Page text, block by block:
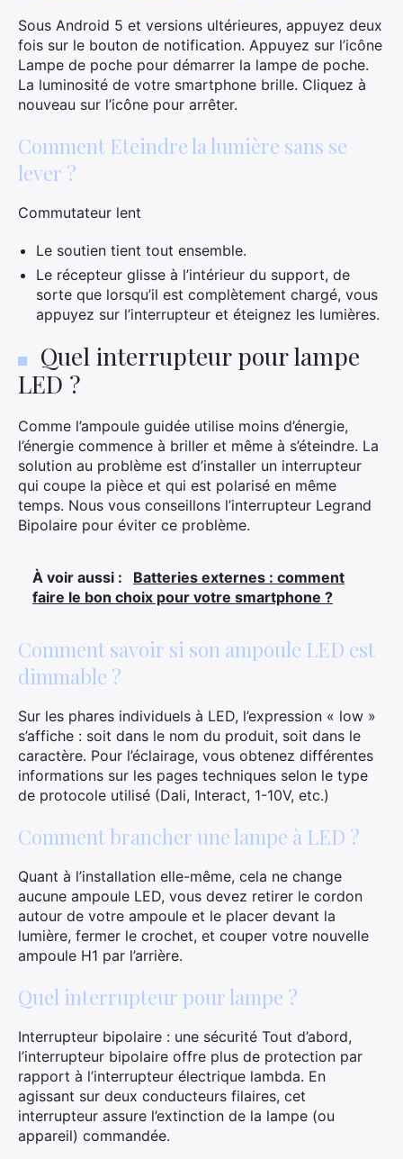
Sous Android 5 et versions ultérieures, appuyez deux
fois sur le bouton de notification. Appuyez sur l’icône
Lampe de poche pour démarrer la lampe de poche.
La luminosité de votre smartphone brille. Cliquez à
nouveau sur l’icône pour arrêter.
Comment Eteindre la lumière sans se
lever ?
Commutateur lent
Le soutien tient tout ensemble.
Le récepteur glisse à l’intérieur du support, de
sorte que lorsqu’il est complètement chargé, vous
appuyez sur l’interrupteur et éteignez les lumières.
Quel interrupteur pour lampe
LED ?
Comme l’ampoule guidée utilise moins d’énergie,
l’énergie commence à briller et même à s’éteindre. La
solution au problème est d’installer un interrupteur
qui coupe la pièce et qui est polarisé en même
temps. Nous vous conseillons l’interrupteur Legrand
Bipolaire pour éviter ce problème.
À voir aussi :
Batteries externes : comment
faire le bon choix pour votre smartphone ?
Comment savoir si son ampoule LED est
dimmable ?
Sur les phares individuels à LED, l’expression « low »
s’affiche : soit dans le nom du produit, soit dans le
caractère. Pour l’éclairage, vous obtenez différentes
informations sur les pages techniques selon le type
de protocole utilisé (Dali, Interact, 1-10V, etc.)
Comment brancher une lampe à LED ?
Quant à l’installation elle-même, cela ne change
aucune ampoule LED, vous devez retirer le cordon
autour de votre ampoule et le placer devant la
lumière, fermer le crochet, et couper votre nouvelle
ampoule H1 par l’arrière.
Quel interrupteur pour lampe ?
Interrupteur bipolaire : une sécurité Tout d’abord,
l’interrupteur bipolaire offre plus de protection par
rapport à l’interrupteur électrique lambda. En
agissant sur deux conducteurs filaires, cet
interrupteur assure l’extinction de la lampe (ou
appareil) commandée.